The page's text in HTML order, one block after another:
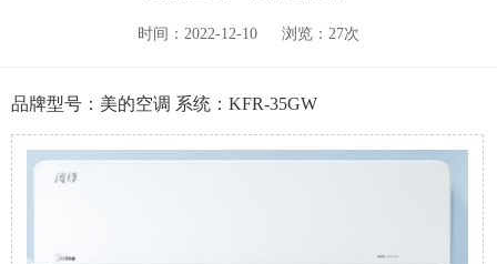
时间：2022-12-10 浏览：27次
品牌型号：美的空调 系统：KFR-35GW